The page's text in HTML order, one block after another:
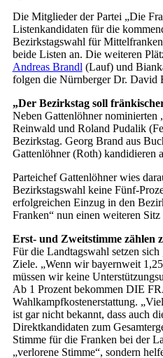
Die Mitglieder der Partei „Die
Listenkandidaten für die
Bezirkstagswahl für
beide Listen an. Die weiteren
Andreas Brandl (Lauf) und
folgen die Nürnberger Dr.
„Der Bezirkstag soll
Neben Gattenlöhner nominierten
Reinwald und Roland Pudalik
Bezirkstag. Georg Brand aus
Gattenlöhner (Roth) kandidieren
Parteichef Gattenlöhner wies
Bezirkstagswahl keine Fünf-
erfolgreichen Einzug in den
Franken“ nun einen weiteren
Erst- und Zweitstimme zählen
Für die Landtagswahl setzen
Ziele. „Wenn wir bayernweit
müssen wir keine
Ab 1 Prozent bekommen DIE
Wahlkampfkostenerstattung.
ist gar nicht bekannt, dass auch
Direktkandidaten zum
Stimme für die Franken bei der
„verlorene Stimme“, sondern